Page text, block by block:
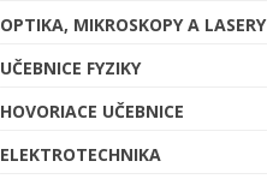
OPTIKA, MIKROSKOPY A LASERY
UČEBNICE FYZIKY
HOVORIACE UČEBNICE
ELEKTROTECHNIKA